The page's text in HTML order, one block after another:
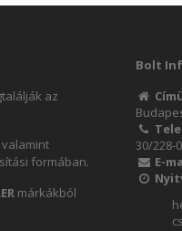
az
formában.
márkákból
Bolt
30/228-
E-